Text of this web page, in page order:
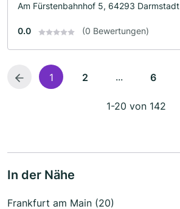
Am Fürstenbahnhof 5, 64293 Darmstadt
0.0 (0 Bewertungen)
1 2 ... 6
1-20 von 142
In der Nähe
Frankfurt am Main (20)